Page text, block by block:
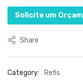
Solicite um
Share
Category: Refis